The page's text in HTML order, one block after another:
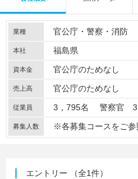
業種 官公庁・警察・消防
本社 福島県
資本金 官公庁のためなし
売上高 官公庁のためなし
従業員 3，795名 警察官 3
募集人数 ※各募集コースをご参
エントリー （全1件）